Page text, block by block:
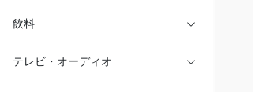
飲料
テレビ・オーディオ